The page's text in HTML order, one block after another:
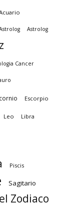
Astrolog
Cancer
Escorpio
Leo Libra
Piscis
Sagitario
Zodiaco